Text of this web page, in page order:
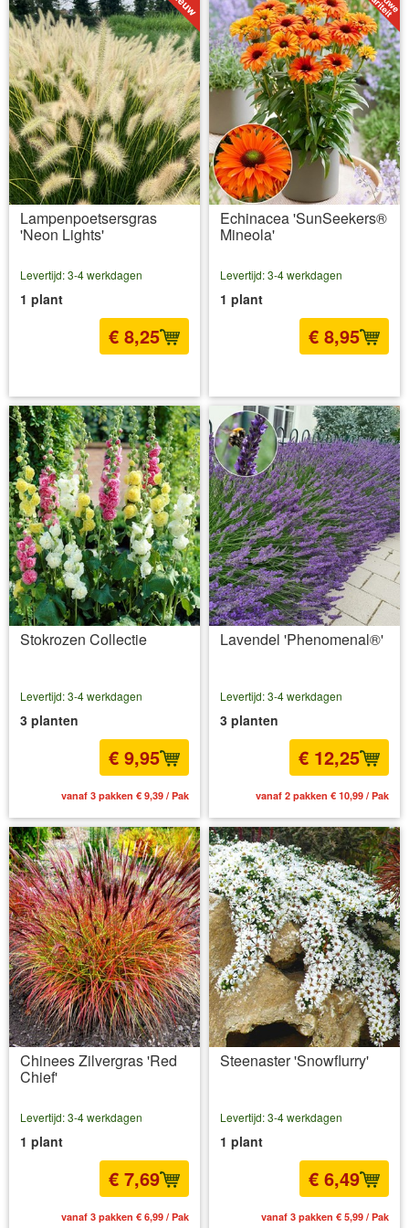
Lampenpoetsersgras
'Neon Lights'
Levertijd: 3-4 werkdagen
1 plant
€ 8,25
Echinacea 'SunSeekers®
Mineola'
Levertijd: 3-4 werkdagen
1 plant
€ 8,95
Stokrozen Collectie
Levertijd: 3-4 werkdagen
3 planten
€ 9,95
vanaf 3 pakken € 9,39 / Pak
Lavendel 'Phenomenal®'
Levertijd: 3-4 werkdagen
3 planten
€ 12,25
vanaf 2 pakken € 10,99 / Pak
Chinees Zilvergras 'Red
Chief'
Levertijd: 3-4 werkdagen
1 plant
€ 7,69
vanaf 3 pakken € 6,99 / Pak
Steenaster 'Snowflurry'
Levertijd: 3-4 werkdagen
1 plant
€ 6,49
vanaf 3 pakken € 5,99 / Pak